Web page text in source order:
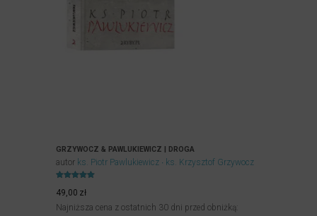
GRZYWOCZ & PAWLUKIEWICZ | DROGA
autor ks. Piotr Pawlukiewicz ks. Krzysztof Grzywocz
5.00
na 5.
49,00 zł
Najniższa cena z ostatnich 30 dni przed obniżką: